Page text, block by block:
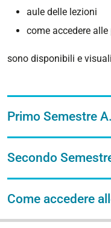
aule delle lezioni
come accedere
sono disponibili e
Primo Semestre
Secondo
Come accedere